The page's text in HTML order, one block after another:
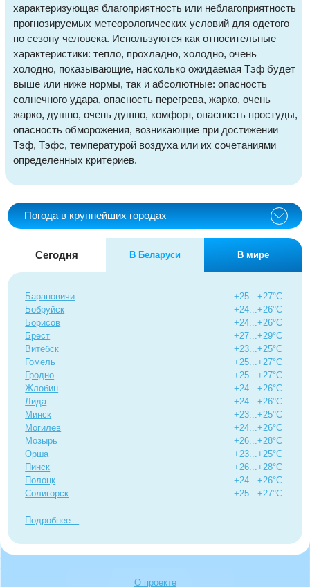
характеризующая благоприятность или неблагоприятность
прогнозируемых метеорологических условий для одетого
по сезону человека. Используются как относительные
характеристики: тепло, прохладно, холодно, очень
холодно, показывающие, насколько ожидаемая Тэф будет
выше или ниже нормы, так и абсолютные: опасность
солнечного удара, опасность перегрева, жарко, очень
жарко, душно, очень душно, комфорт, опасность простуды,
опасность обморожения, возникающие при достижении
Тэф, Тэфс, температурой воздуха или их сочетаниями
определенных критериев.
Погода в крупнейших городах
Сегодня В Беларуси В мире
Барановичи
Бобруйск
Борисов
Брест
Витебск
Гомель
Гродно
Жлобин
Лида
Минск
Могилев
Мозырь
Орша
Пинск
Полоцк
Солигорск
+25...+27°C
+24...+26°C
+24...+26°C
+27...+29°C
+23...+25°C
+25...+27°C
+25...+27°C
+24...+26°C
+24...+26°C
+23...+25°C
+24...+26°C
+26...+28°C
+23...+25°C
+26...+28°C
+24...+26°C
+25...+27°C
Подробнее
О проекте